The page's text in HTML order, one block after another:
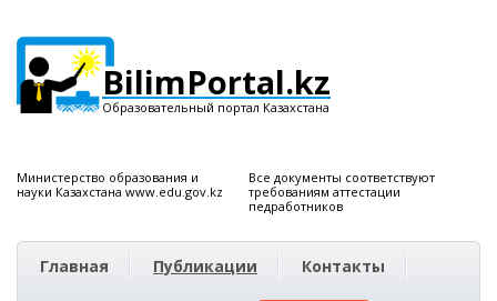
BilimPortal.kz
Образовательный портал Казахстана
Министерство образования и
науки Казахстана www.edu.gov.kz
Все документы соответствуют
требованиям аттестации
педработников
Главная Публикации Контакты